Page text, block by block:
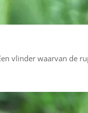
vlinder waarvan de